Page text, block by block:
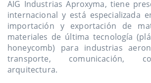
AIG Industrias Aproxyma, tiene
internacional y está especializada
importación y exportación de
materiales de última tecnología
honeycomb) para industrias
transporte, comunicación,
arquitectura.